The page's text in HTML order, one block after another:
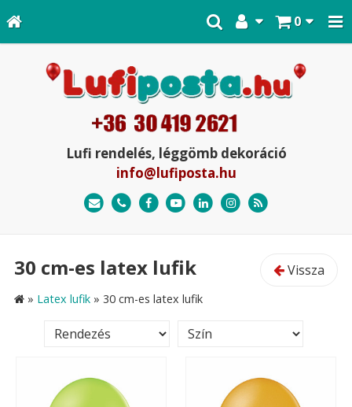
0
Lufi rendelés, léggömb dekoráció
info@lufiposta.hu
Vissza
30 cm-es latex lufik
» Latex lufik » 30 cm-es latex lufik